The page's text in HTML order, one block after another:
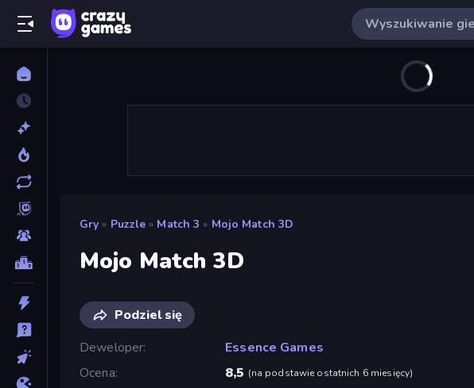
Gry » Puzzle » Match 3 » Mojo Match 3D
Mojo Match 3D
Podziel się
Deweloper
Essence Games
Ocena
8,5 (na podstawie ostatnich 6 miesięcy)